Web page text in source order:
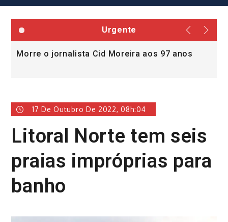
Urgente
Morre o jornalista Cid Moreira aos 97 anos
17 De Outubro De 2022, 08h:04
Litoral Norte tem seis
praias impróprias para
banho